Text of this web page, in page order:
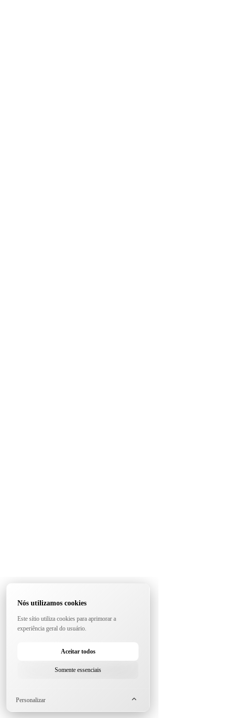
Nós utilizamos cookies
Este sítio utiliza cookies para aprimorar a
experiência geral do usuário.
Aceitar todos
Somente essenciais
Personalizar